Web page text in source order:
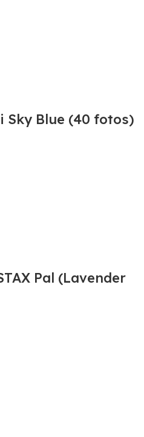
Sky Blue (40 fotos)
Pal (Lavender